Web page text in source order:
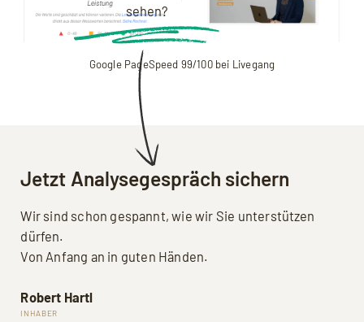
Google PageSpeed 99/100 bei Livegang
sehen?
Jetzt Analysegespräch sichern
Wir sind schon gespannt, wie wir Sie unterstützen
dürfen.
Von Anfang an in guten Händen.
Robert Hartl
INHABER